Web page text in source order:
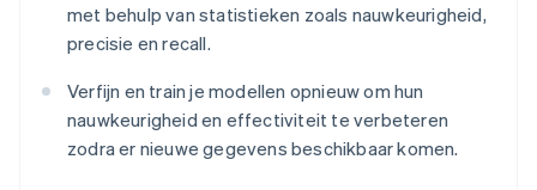
met behulp van statistieken zoals nauwkeurigheid,
precisie en recall.
Verfijn en train je modellen opnieuw om hun
nauwkeurigheid en effectiviteit te verbeteren
zodra er nieuwe gegevens beschikbaar komen.